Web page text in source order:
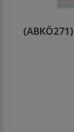
(ABKÖ271)